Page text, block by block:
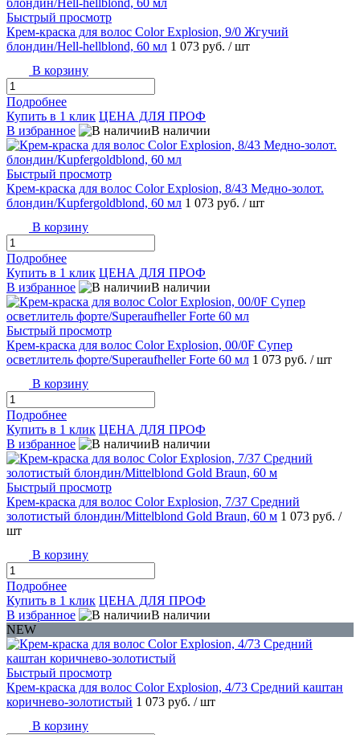
Быстрый просмотр
Крем-краска для волос Color Explosion, 9/0 Жгучий
блондин/Hell-hellblond, 60 мл 1 073 руб. / шт
В корзину
Подробнее
Купить в 1 клик ЦЕНА ДЛЯ ПРОФ
В избранное
В наличии
Быстрый просмотр
Крем-краска для волос Color Explosion, 8/43 Медно-золот.
блондин/Kupfergoldblond, 60 мл 1 073 руб. / шт
В корзину
Подробнее
Купить в 1 клик ЦЕНА ДЛЯ ПРОФ
В избранное
В наличии
Быстрый просмотр
Крем-краска для волос Color Explosion, 00/0F Супер
осветлитель форте/Superaufheller Forte 60 мл 1 073 руб. / шт
В корзину
Подробнее
Купить в 1 клик ЦЕНА ДЛЯ ПРОФ
В избранное
В наличии
Быстрый просмотр
Крем-краска для волос Color Explosion, 7/37 Средний
золотистый блондин/Mittelblond Gold Braun, 60 м 1 073 руб. /
шт
В корзину
Подробнее
Купить в 1 клик ЦЕНА ДЛЯ ПРОФ
В избранное
В наличии
NEW
Быстрый просмотр
Крем-краска для волос Color Explosion, 4/73 Средний каштан
коричнево-золотистый 1 073 руб. / шт
В корзину